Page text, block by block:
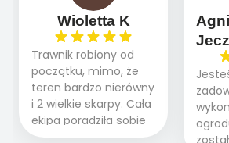
Wioletta K
Trawnik robiony od
początku, mimo, że
teren bardzo nierówny
i 2 wielkie skarpy. Cała
ekipa poradziła sobie
WSPANIALE od